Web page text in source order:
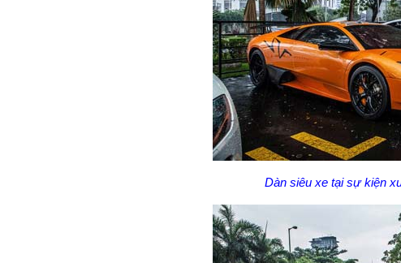
Dàn siêu xe tại sự kiện